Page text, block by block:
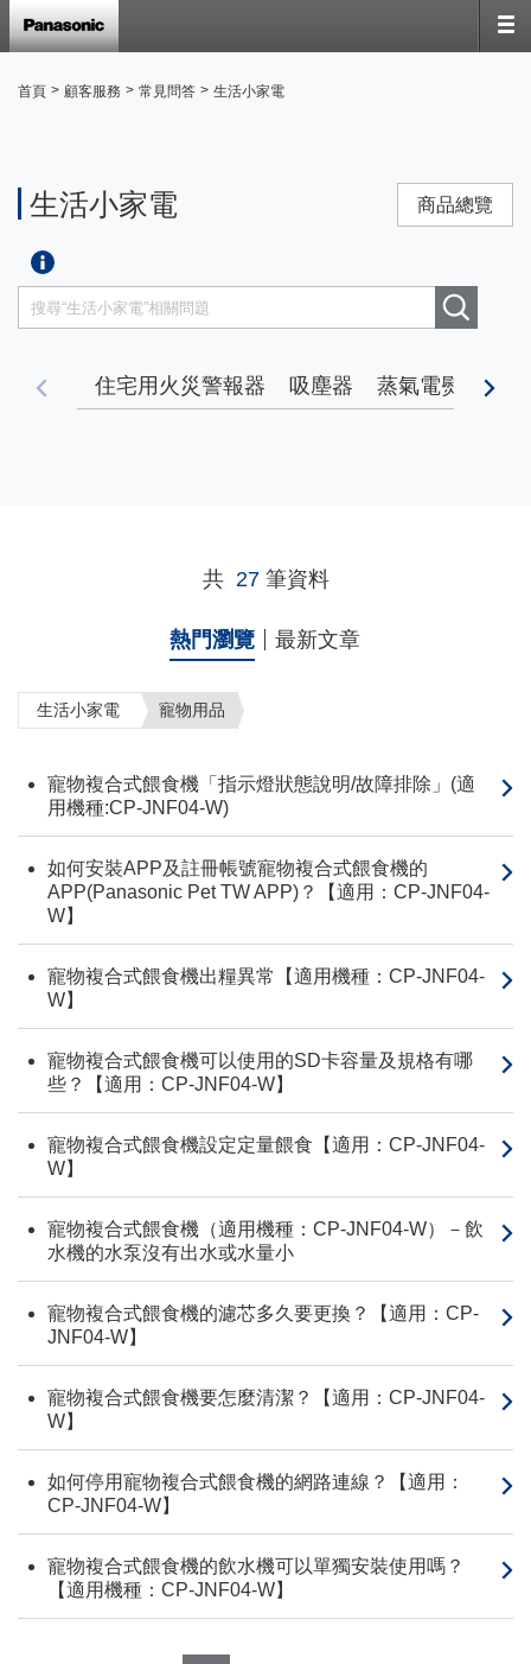
首頁 > 顧客服務 > 常見問答 > 生活小家電
生活小家電 商品總覽
住宅用火災警報器 吸塵器 蒸氣電熨斗
共 27 筆資料
熱門瀏覽 最新文章
生活小家電 寵物用品
寵物複合式餵食機「指示燈狀態說明/故障排除」(適
用機種:CP-JNF04-W)
如何安裝APP及註冊帳號寵物複合式餵食機的
APP(Panasonic Pet TW APP)？【適用：CP-JNF04-
W】
寵物複合式餵食機出糧異常【適用機種：CP-JNF04-
W】
寵物複合式餵食機可以使用的SD卡容量及規格有哪
些？【適用：CP-JNF04-W】
寵物複合式餵食機設定定量餵食【適用：CP-JNF04-
W】
寵物複合式餵食機（適用機種：CP-JNF04-W）－飲
水機的水泵沒有出水或水量小
寵物複合式餵食機的濾芯多久要更換？【適用：CP-
JNF04-W】
寵物複合式餵食機要怎麼清潔？【適用：CP-JNF04-
W】
如何停用寵物複合式餵食機的網路連線？【適用：
CP-JNF04-W】
寵物複合式餵食機的飲水機可以單獨安裝使用嗎？
【適用機種：CP-JNF04-W】